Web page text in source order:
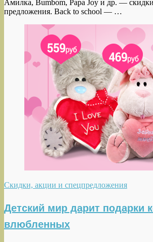
Амилка, Bumbom, Papa Joy и др. —
предложения. Back to school — …
Скидки, акции и спецпредложения
Детский мир дарит подарки
влюбленных